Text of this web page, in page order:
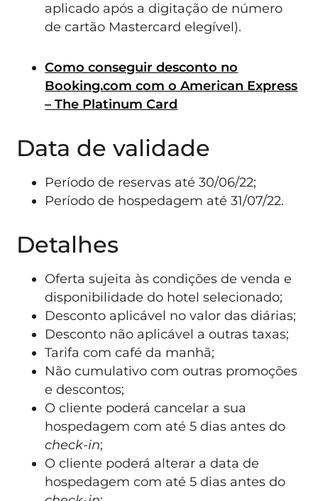
aplicado após a digitação de número
de cartão Mastercard elegível).
Como conseguir desconto no
Booking.com com o American Express
– The Platinum Card
Data de validade
Período de reservas até 30/06/22;
Período de hospedagem até 31/07/22.
Detalhes
Oferta sujeita às condições de venda e
disponibilidade do hotel selecionado;
Desconto aplicável no valor das diárias;
Desconto não aplicável a outras taxas;
Tarifa com café da manhã;
Não cumulativo com outras promoções
e descontos;
O cliente poderá cancelar a sua
hospedagem com até 5 dias antes do
check-in;
O cliente poderá alterar a data de
hospedagem com até 5 dias antes do